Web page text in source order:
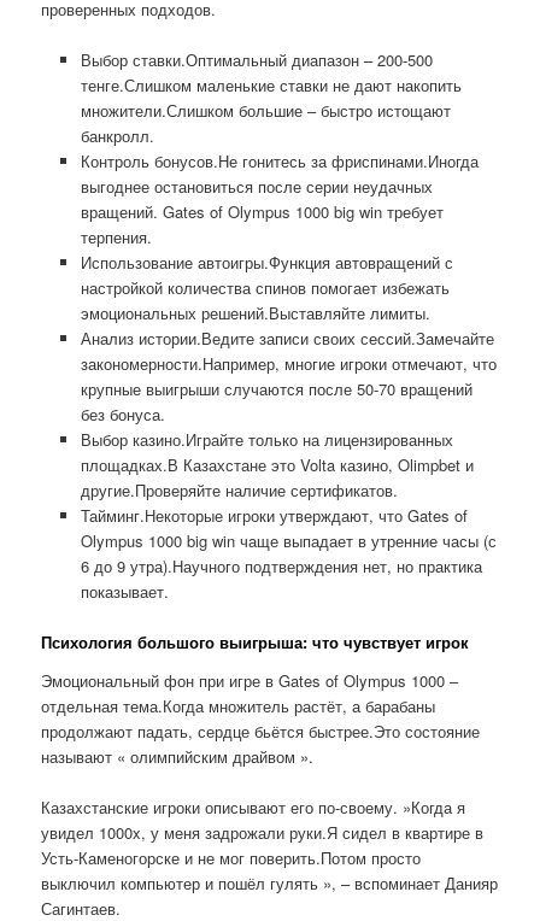
проверенных подходов.
Выбор ставки.Оптимальный диапазон – 200-500
тенге.Слишком маленькие ставки не дают накопить
множители.Слишком большие – быстро истощают
банкролл.
Контроль бонусов.Не гонитесь за фриспинами.Иногда
выгоднее остановиться после серии неудачных
вращений. Gates of Olympus 1000 big win требует
терпения.
Использование автоигры.Функция автовращений с
настройкой количества спинов помогает избежать
эмоциональных решений.Выставляйте лимиты.
Анализ истории.Ведите записи своих сессий.Замечайте
закономерности.Например, многие игроки отмечают, что
крупные выигрыши случаются после 50-70 вращений
без бонуса.
Выбор казино.Играйте только на лицензированных
площадках.В Казахстане это Volta казино, Olimpbet и
другие.Проверяйте наличие сертификатов.
Тайминг.Некоторые игроки утверждают, что Gates of
Olympus 1000 big win чаще выпадает в утренние часы (с
6 до 9 утра).Научного подтверждения нет, но практика
показывает.
Психология большого выигрыша: что чувствует игрок
Эмоциональный фон при игре в Gates of Olympus 1000 –
отдельная тема.Когда множитель растёт, а барабаны
продолжают падать, сердце бьётся быстрее.Это состояние
называют « олимпийским драйвом ».
Казахстанские игроки описывают его по-своему. »Когда я
увидел 1000x, у меня задрожали руки.Я сидел в квартире в
Усть-Каменогорске и не мог поверить.Потом просто
выключил компьютер и пошёл гулять », – вспоминает Данияр
Сагинтаев.